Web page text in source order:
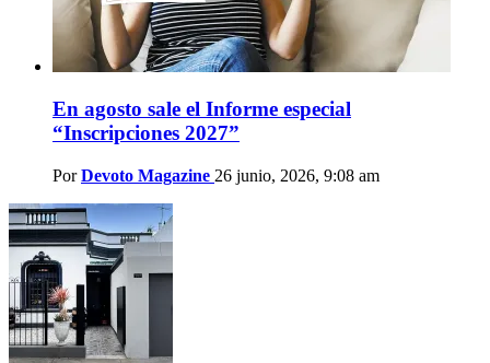
En agosto sale el Informe especial
“Inscripciones 2027”
Por Devoto Magazine 26 junio, 2026, 9:08 am